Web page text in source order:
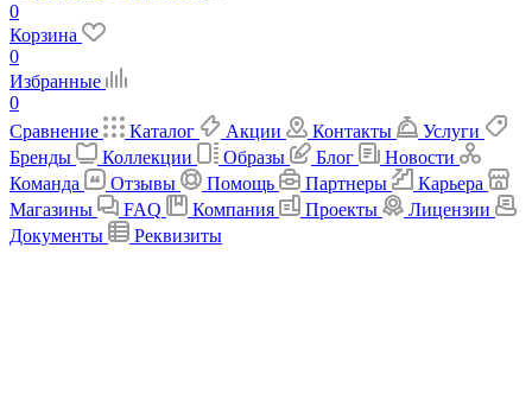
0
Корзина
0
Избранные
0
Сравнение
Каталог Акции Контакты
Услуги
Бренды
Коллекции Образы Блог
Новости
Команда
Отзывы Помощь Партнеры
Карьера
Магазины
FAQ Компания Проекты
Лицензии
Документы
Реквизиты